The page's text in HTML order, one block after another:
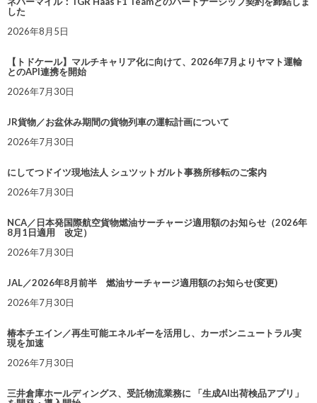
した
2026年8月5日
【トドケール】マルチキャリア化に向けて、2026年7月よりヤマト運輸
とのAPI連携を開始
2026年7月30日
JR貨物／お盆休み期間の貨物列車の運転計画について
2026年7月30日
にしてつドイツ現地法人 シュツットガルト事務所移転のご案内
2026年7月30日
NCA／日本発国際航空貨物燃油サーチャージ適用額のお知らせ（2026年
8月1日適用 改定）
2026年7月30日
JAL／2026年8月前半 燃油サーチャージ適用額のお知らせ(変更)
2026年7月30日
椿本チエイン／再生可能エネルギーを活用し、カーボンニュートラル実
現を加速
2026年7月30日
三井倉庫ホールディングス、受託物流業務に 「生成AI出荷検品アプリ」